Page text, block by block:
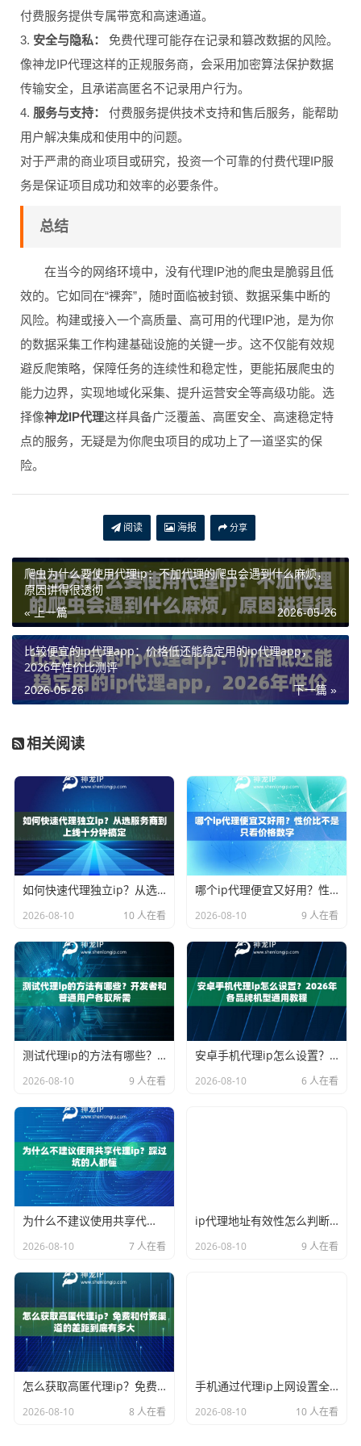
付费服务提供专属带宽和高速通道。
3. 安全与隐私：
免费代理可能存在记录和篡改数据的风险。
像神龙IP代理这样的正规服务商，会采用加密算法保护数据
传输安全，且承诺高匿名不记录用户行为。
4. 服务与支持：
付费服务提供技术支持和售后服务，能帮助
用户解决集成和使用中的问题。
对于严肃的商业项目或研究，投资一个可靠的付费代理IP服
务是保证项目成功和效率的必要条件。
总结
在当今的网络环境中，没有代理IP池的爬虫是脆弱且低
效的。它如同在“裸奔”，随时面临被封锁、数据采集中断的
风险。构建或接入一个高质量、高可用的代理IP池，是为你
的数据采集工作构建基础设施的关键一步。这不仅能有效规
避反爬策略，保障任务的连续性和稳定性，更能拓展爬虫的
能力边界，实现地域化采集、提升运营安全等高级功能。选
择像神龙IP代理这样具备广泛覆盖、高匿安全、高速稳定特
点的服务，无疑是为你爬虫项目的成功上了一道坚实的保
险。
阅读 海报 分享
爬虫为什么要使用代理ip：不加代理的爬虫会遇到什么麻烦，
原因讲得很透彻
« 上一篇 2026-05-26
比较便宜的ip代理app：价格低还能稳定用的ip代理app，
2026年性价比测评
下一篇 »
2026-05-26
相关阅读
如何快速代理独立ip？从选服务商到上线十分钟搞定
2026-08-10 10 人在看
哪个ip代理便宜又好用？性价比不是只看价格数字
2026-08-10 9 人在看
测试代理ip的方法有哪些？开发者和普通用户各取所需
2026-08-10 9 人在看
安卓手机代理ip怎么设置？2026年各品牌机型通用教程
2026-08-10 6 人在看
为什么不建议使用共享代理ip？踩过坑的人都懂
2026-08-10 7 人在看
ip代理地址有效性怎么判断？一个命令三秒见分晓
2026-08-10 9 人在看
怎么获取高匿代理ip？免费和付费渠道的差距到底有多大
2026-08-10 8 人在看
手机通过代理ip上网设置全流程，从WiFi到蜂窝数据全覆盖
2026-08-10 10 人在看